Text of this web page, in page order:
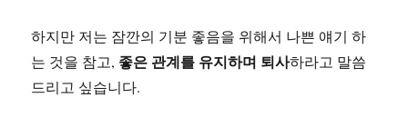
하지만 저는 잠깐의 기분 좋음을 위해서 나쁜 얘기 하
는 것을 참고, 좋은 관계를 유지하며 퇴사하라고 말씀
드리고 싶습니다.